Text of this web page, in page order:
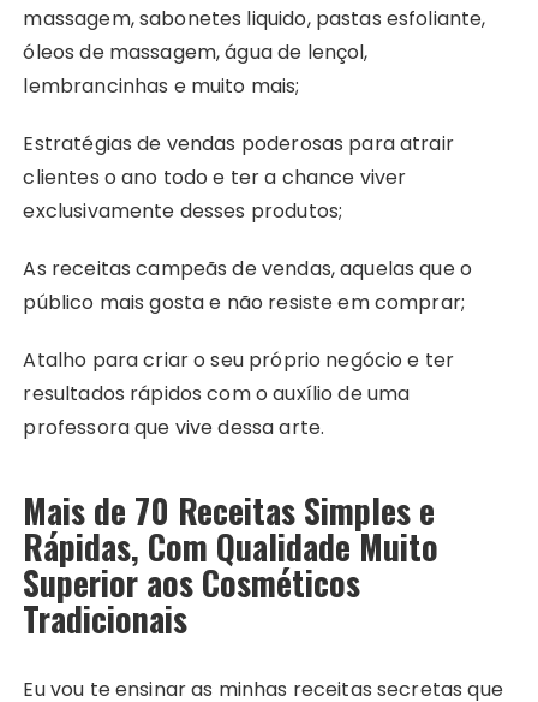
massagem, sabonetes liquido, pastas esfoliante,
óleos de massagem, água de lençol,
lembrancinhas e muito mais;
Estratégias de vendas poderosas para atrair
clientes o ano todo e ter a chance viver
exclusivamente desses produtos;
As receitas campeãs de vendas, aquelas que o
público mais gosta e não resiste em comprar;
Atalho para criar o seu próprio negócio e ter
resultados rápidos com o auxílio de uma
professora que vive dessa arte.
Mais de 70 Receitas Simples e
Rápidas, Com Qualidade Muito
Superior aos Cosméticos
Tradicionais
Eu vou te ensinar as minhas receitas secretas que